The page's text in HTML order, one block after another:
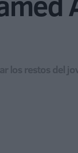
los restos del